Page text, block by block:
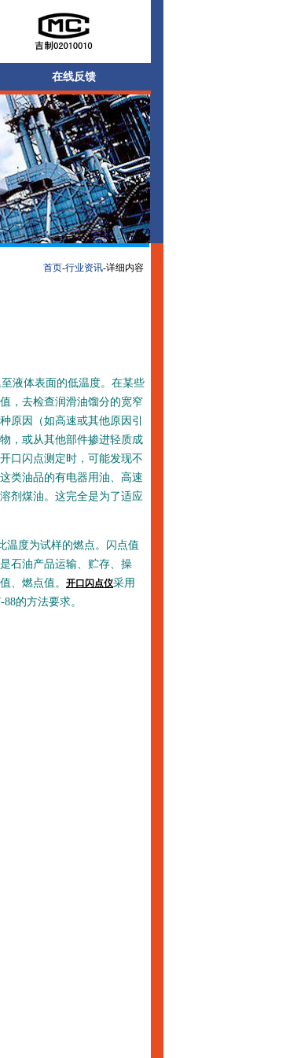
在线反馈
首页-行业资讯-详细内容
液体表面的低温度。在某些
，去检查润滑油馏分的宽窄
原因（如高速或其他原因引
，或从其他部件掺进轻质成
口闪点测定时，可能发现不
类油品的有电器用油、高速
剂煤油。这完全是为了适应
温度为试样的燃点。闪点值
石油产品运输、贮存、操
、燃点值。 开口闪点仪采用
的方法要求。